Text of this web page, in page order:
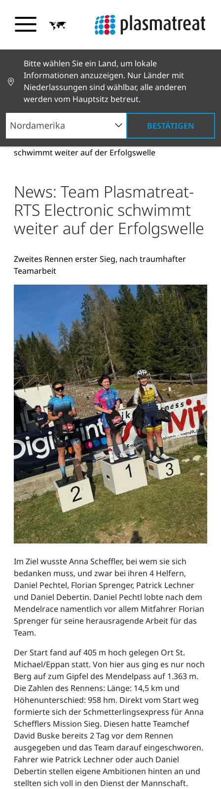
Bitte wählen Sie ein Land, um lokale
Informationen anzuzeigen. Nur Länder mit
Niederlassungen sind wählbar, alle anderen
werden vom Hauptsitz betreut.
BESTÄTIGEN
Neuigkeiten und Geschichten
News und Presse
News: Team Plasmatreat-RTS Electronic
schwimmt weiter auf der Erfolgswelle
News: Team Plasmatreat-
RTS Electronic schwimmt
weiter auf der Erfolgswelle
Zweites Rennen erster Sieg, nach traumhafter
Teamarbeit
Im Ziel wusste Anna Scheffler, bei wem sie sich
bedanken muss, und zwar bei ihren 4 Helfern,
Daniel Pechtel, Florian Sprenger, Patrick Lechner
und Daniel Debertin. Daniel Pechtl lobte nach dem
Mendelrace namentlich vor allem Mitfahrer Florian
Sprenger für seine herausragende Arbeit für das
Team.
Der Start fand auf 405 m hoch gelegen Ort St.
Michael/Eppan statt. Von hier aus ging es nur noch
Berg auf zum Gipfel des Mendelpass auf 1.363 m.
Die Zahlen des Rennens: Länge: 14,5 km und
Höhenunterschied: 958 hm. Direkt vom Start weg
formierte sich der Schmetterlingsexpress für Anna
Schefflers Mission Sieg. Diesen hatte Teamchef
David Buske bereits 2 Tag vor dem Rennen
ausgegeben und das Team darauf eingeschworen.
Fahrer wie Patrick Lechner oder auch Daniel
Debertin stellen eigene Ambitionen hinten an und
stellten sich voll in den Dienst der Mannschaft.